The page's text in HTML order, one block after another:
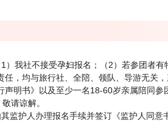
我社不接受孕妇报名；（2）若参团者
，均与旅行社、全陪、领队、导游无关
明书》以及至少一名18-60岁亲属陪同
请谅解。
监护人办理报名手续并签订《监护人同